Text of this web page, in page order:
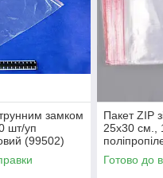
замком
шт/уп
(99502)
Пакет ZIP
25х30 см.,
Готово до